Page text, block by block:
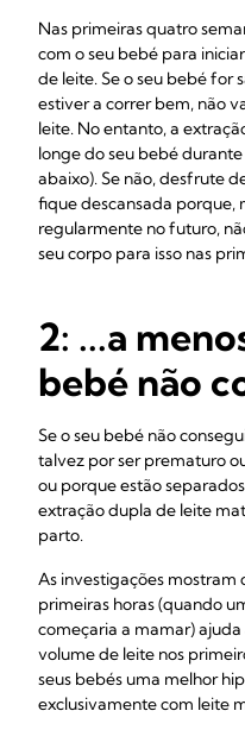
Nas primeiras quatro
com o seu bebé para
de leite. Se o seu bebé for
estiver a correr bem, não
leite. No entanto, a
longe do seu bebé
abaixo). Se não, desfrute
fique descansada porque,
regularmente no futuro,
seu corpo para isso nas
2: ...a
bebé não
Se o seu bebé não
talvez por ser prematuro
ou porque estão
extração dupla de leite
parto.
As investigações mostram
primeiras horas (quando
começaria a mamar)
volume de leite nos
seus bebés uma melhor
exclusivamente com leite